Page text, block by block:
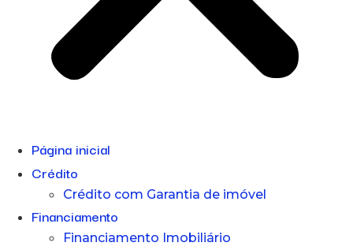
Página inicial
Crédito
Crédito com Garantia de imóvel
Financiamento
Financiamento Imobiliário